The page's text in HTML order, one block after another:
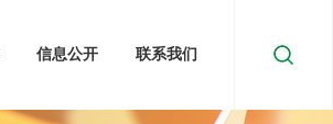
信息公开 联系我们